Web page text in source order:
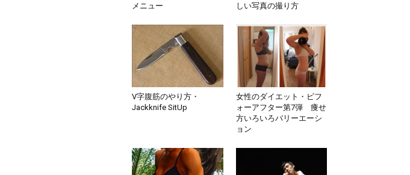
メニュー
しい写真の撮り方
V字腹筋のやり方・
Jackknife SitUp
女性のダイエット・ビフ
ォーアフター第7弾 痩せ
方いろいろバリーエーシ
ョン